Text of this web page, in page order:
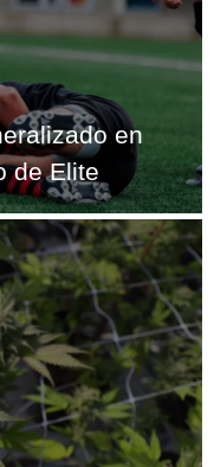
en
de Elite